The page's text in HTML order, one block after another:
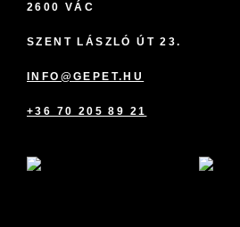
2600 VÁC
SZENT LÁSZLÓ ÚT 23.
INFO@GEPET.HU
+36 70 205 89 21